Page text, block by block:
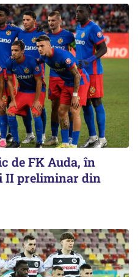
de FK Auda, în
II preliminar din